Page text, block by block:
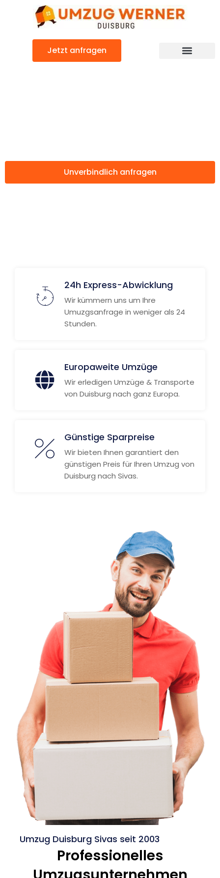
Jetzt anfragen
Unverbindlich anfragen
24h Express-Abwicklung
Wir kümmern uns um Ihre
Umuzgsanfrage in weniger als 24
Stunden.
Europaweite Umzüge
Wir erledigen Umzüge & Transporte
von Duisburg nach ganz Europa.
Günstige Sparpreise
Wir bieten Ihnen garantiert den
günstigen Preis für Ihren Umzug von
Duisburg nach Sivas.
Umzug Duisburg Sivas seit 2003
Professionelles